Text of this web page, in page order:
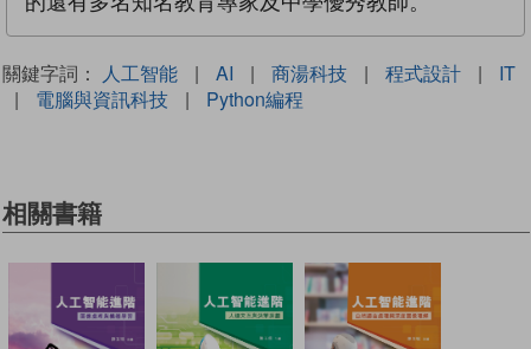
關鍵字詞： 人工智能 | AI | 商湯科技 | 程式設計 |
IT
|
電腦與資訊科技 | Python編程
相關書籍